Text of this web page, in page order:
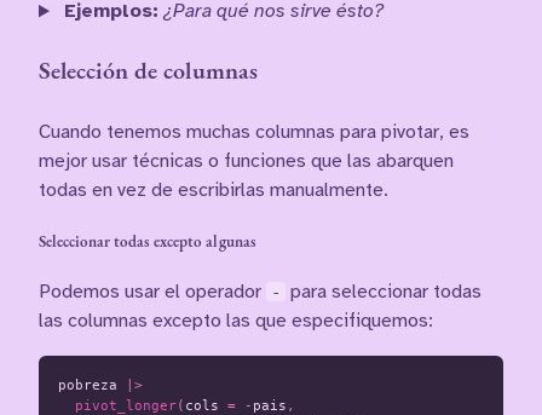
Ejemplos: ¿Para qué nos sirve ésto?
Selección de columnas
Cuando tenemos muchas columnas para pivotar, es
mejor usar técnicas o funciones que las abarquen
todas en vez de escribirlas manualmente.
Seleccionar todas excepto algunas
Podemos usar el operador -
para seleccionar todas
las columnas excepto las que especifiquemos:
pobreza
|>
pivot_longer( cols = - pais ,